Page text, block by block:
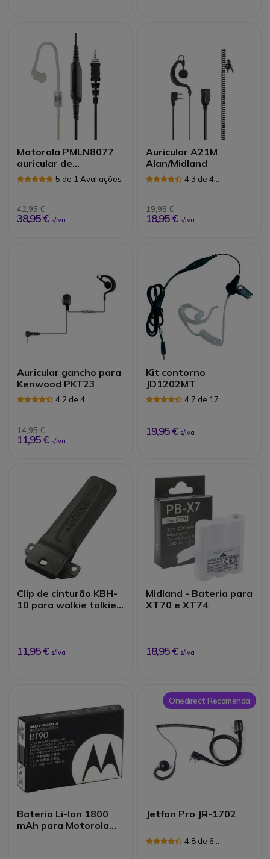
Motorola PMLN8077
auricular de
segurança para
CLP446e
5 de 1 Avaliações
42,95 €
38,95 € s/iva
Auricular A21M
Alan/Midland
4.3 de 4
19,95 €
18,95 € s/iva
Auricular gancho para
Kenwood PKT23
4.2 de 4
14,95 €
11,95 € s/iva
Kit contorno
JD1202MT
4.7 de 17
19,95 € s/iva
Clip de cinturão KBH-
10 para walkie talkies
11,95 € s/iva
Midland - Bateria para
XT70 e XT74
18,95 € s/iva
Bateria Li-Ion 1800
mAh para Motorola
Onedirect Recomenda
Jetfon Pro JR-1702
4.8 de 6